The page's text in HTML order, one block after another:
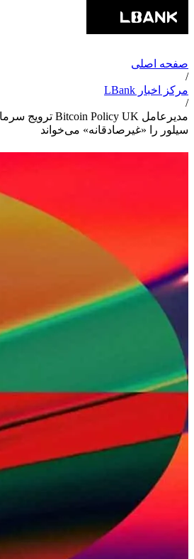
صفحه اصلی
/
مرکز اخبار LBank
/
سیلور را «غیرصادقانه» می‌خواند